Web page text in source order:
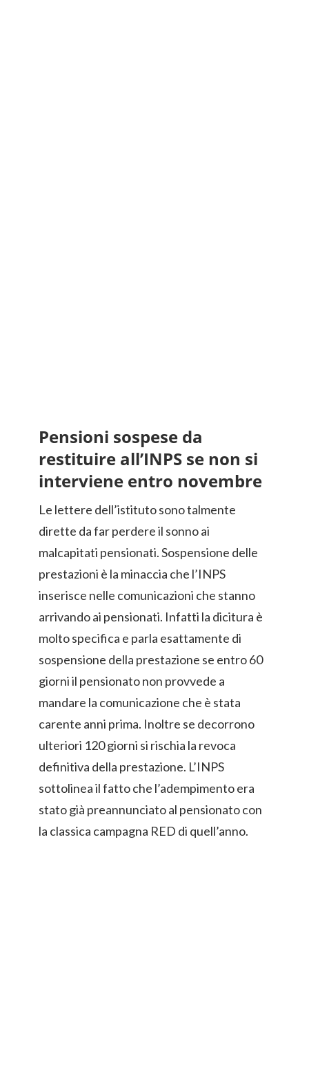
Pensioni sospese da
restituire all’INPS se non si
interviene entro novembre
Le lettere dell’istituto sono talmente
dirette da far perdere il sonno ai
malcapitati pensionati. Sospensione delle
prestazioni è la minaccia che l’INPS
inserisce nelle comunicazioni che stanno
arrivando ai pensionati. Infatti la dicitura è
molto specifica e parla esattamente di
sospensione della prestazione se entro 60
giorni il pensionato non provvede a
mandare la comunicazione che è stata
carente anni prima. Inoltre se decorrono
ulteriori 120 giorni si rischia la revoca
definitiva della prestazione. L’INPS
sottolinea il fatto che l’adempimento era
stato già preannunciato al pensionato con
la classica campagna RED di quell’anno.